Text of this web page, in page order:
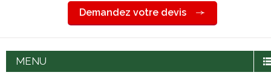
Demandez votre devis
MENU